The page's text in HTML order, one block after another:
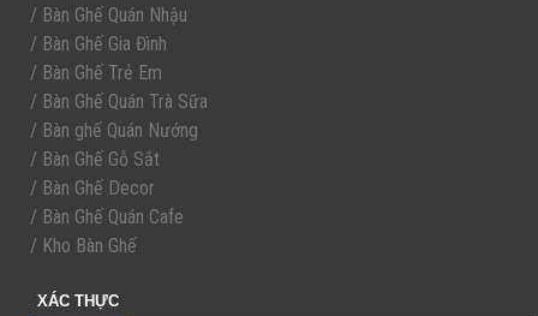
/ Bàn Ghế Quán Nhậu
/ Bàn Ghế Gia Đình
/ Bàn Ghế Trẻ Em
/ Bàn Ghế Quán Trà Sữa
/ Bàn ghế Quán Nướng
/ Bàn Ghế Gỗ Sắt
/ Bàn Ghế Decor
/ Bàn Ghế Quán Cafe
/ Kho Bàn Ghế
XÁC THỰC